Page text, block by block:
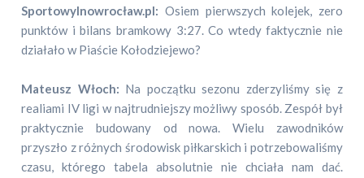
SportowyInowrocław.pl: Osiem pierwszych kolejek, zero
punktów i bilans bramkowy 3:27. Co wtedy faktycznie nie
działało w Piaście Kołodziejewo?
Mateusz Włoch: Na początku sezonu zderzyliśmy się z
realiami IV ligi w najtrudniejszy możliwy sposób. Zespół był
praktycznie budowany od nowa. Wielu zawodników
przyszło z różnych środowisk piłkarskich i potrzebowaliśmy
czasu, którego tabela absolutnie nie chciała nam dać.